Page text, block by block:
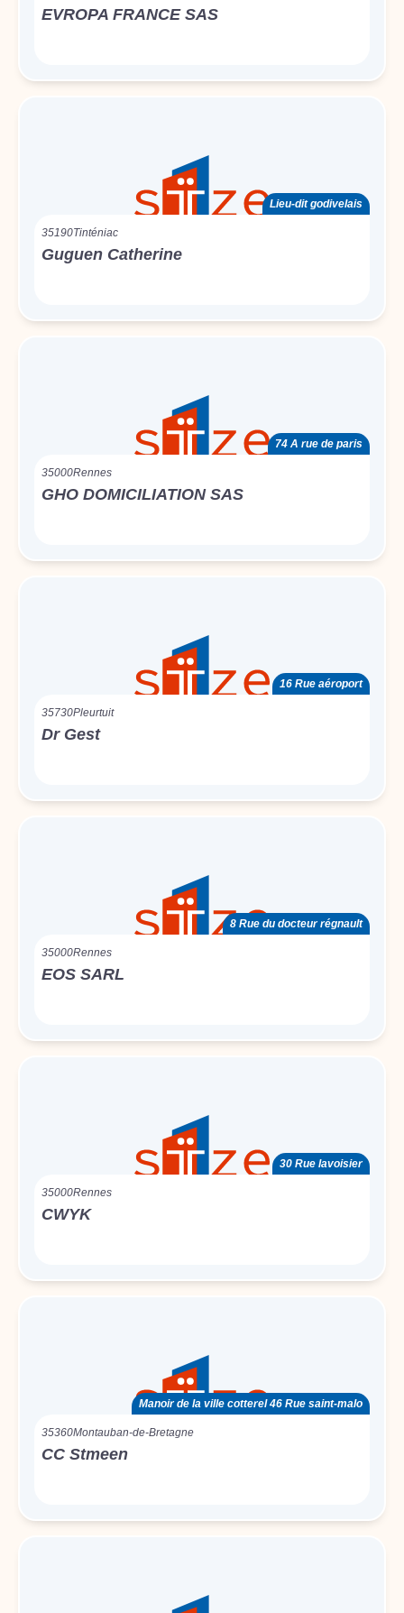
EVROPA FRANCE SAS
Lieu-dit godivelais
35190Tinténiac
Guguen Catherine
74 A rue de paris
35000Rennes
GHO DOMICILIATION SAS
16 Rue aéroport
35730Pleurtuit
Dr Gest
8 Rue du docteur régnault
35000Rennes
EOS SARL
30 Rue lavoisier
35000Rennes
CWYK
Manoir de la ville cotterel 46 Rue saint-malo
35360Montauban-de-Bretagne
CC Stmeen